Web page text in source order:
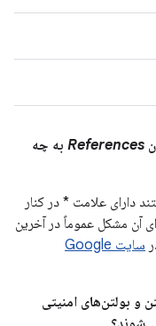
References به چه
دارای علامت * در کنار
آن مشکل عموماً در آخرین
سایت Google
و بولتن‌های امنیتی